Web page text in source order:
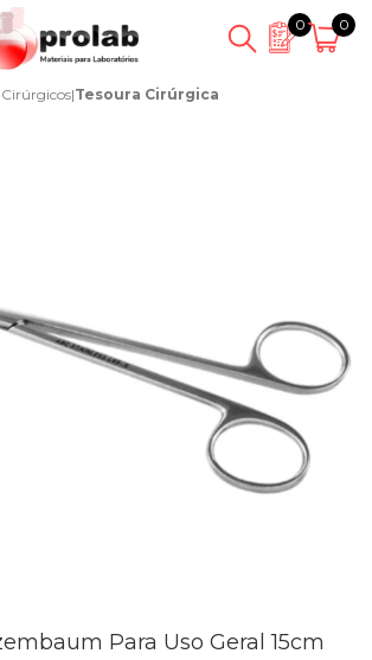
0 0
|Tesoura Cirúrgica
Para Uso Geral 15cm